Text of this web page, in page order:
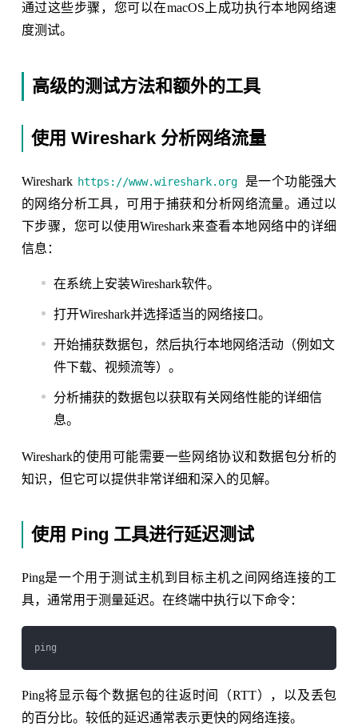
通过这些步骤，您可以在macOS上成功执行本地网络速
度测试。
高级的测试方法和额外的工具
使用 Wireshark 分析网络流量
Wireshark https://www.wireshark.org
是一个功能强大
的网络分析工具，可用于捕获和分析网络流量。通过以
下步骤，您可以使用Wireshark来查看本地网络中的详细
信息：
在系统上安装Wireshark软件。
打开Wireshark并选择适当的网络接口。
开始捕获数据包，然后执行本地网络活动（例如文
件下载、视频流等）。
分析捕获的数据包以获取有关网络性能的详细信
息。
Wireshark的使用可能需要一些网络协议和数据包分析的
知识，但它可以提供非常详细和深入的见解。
使用 Ping 工具进行延迟测试
Ping是一个用于测试主机到目标主机之间网络连接的工
具，通常用于测量延迟。在终端中执行以下命令：
Ping将显示每个数据包的往返时间（RTT），以及丢包
的百分比。较低的延迟通常表示更快的网络连接。